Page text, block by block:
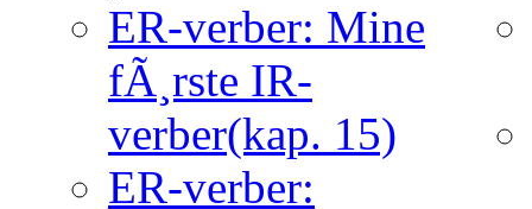
ER-verber: Mine
fÃ¸rste IR-
verber(kap. 15)
ER-verber: